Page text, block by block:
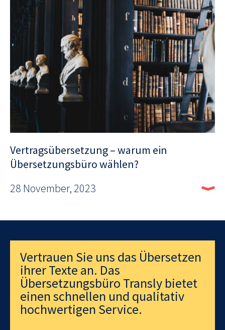
Vertragsübersetzung – warum ein
Übersetzungsbüro wählen?
28 November, 2023
Vertrauen Sie uns das Übersetzen
ihrer Texte an. Das
Übersetzungsbüro Transly bietet
einen schnellen und qualitativ
hochwertigen Service.